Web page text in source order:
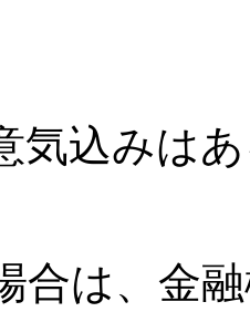
気込みは
合は、金